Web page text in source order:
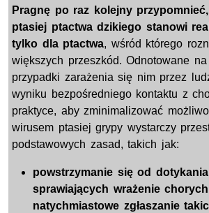
Pragnę po raz kolejny
ptasiej ptactwa dzikiego stanowi
tylko dla ptactwa, wśród którego
większych przeszkód. Odnotowane
przypadki zarażenia się nim przez
wyniku bezpośredniego kontaktu z
praktyce, aby zminimalizować
wirusem ptasiej grypy wystarczy
podstawowych zasad, takich jak:
powstrzymanie się od
sprawiających wrażenie
natychmiastowe zgłaszanie